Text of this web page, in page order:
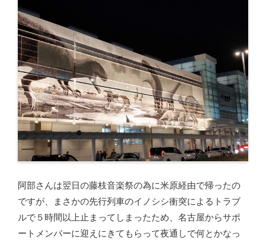
阿部さんは翌日の藤枝音楽祭の為に米原経由で帰ったの
ですが、まさかの先行列車のイノシシ衝突によるトラブ
ルで５時間以上止まってしまったため、名古屋からサポ
ートメンバーに迎えにきてもらって夜通しで何とかなっ